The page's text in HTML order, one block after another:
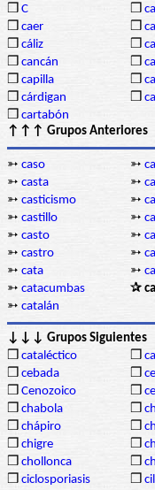
❒ C ❒
❒ caer ❒
❒ cáliz ❒
❒ cancán ❒
❒ capilla ❒
❒ cárdigan ❒
❒ cartabón
↑↑↑ Grupos Anteriores
➳ caso ➳
➳ casta ➳
➳ casticismo ➳
➳ castillo ➳
➳ casto ➳
➳ castro ➳
➳ cata ➳
➳ catacumbas ✰
➳ catalán
↓↓↓ Grupos Siguientes
❒ cataléctico ❒
❒ cebada ❒
❒ Cenozoico ❒
❒ chabola ❒
❒ chápiro ❒
❒ chigre ❒
❒ chollonca ❒
❒ ciclosporiasis ❒